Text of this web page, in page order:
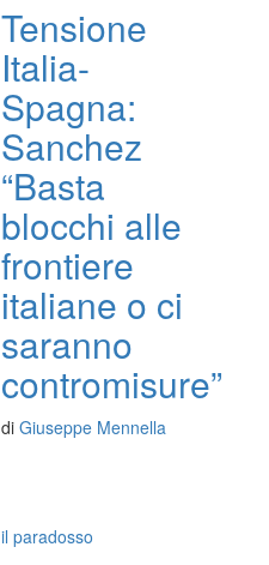
Tensione
Italia-
Spagna:
Sanchez
“Basta
blocchi alle
frontiere
italiane o ci
saranno
contromisure”
di Giuseppe Mennella
il paradosso